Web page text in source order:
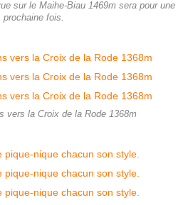
sur le Maihe-Biau 1469m sera pour une
prochaine fois.
vers la Croix de la Rode 1368m